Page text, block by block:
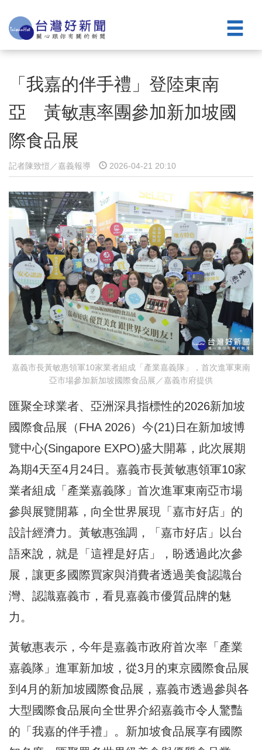
「我嘉的伴手禮」登陸東南
亞 黃敏惠率團參加新加坡國
際食品展
記者陳致愷／嘉義報導 2026-04-21 20:10
嘉義市長黃敏惠領軍10家業者組成「產業嘉義隊」，首次進軍東南
亞市場參加新加坡國際食品展／嘉義市府提供
匯聚全球業者、亞洲深具指標性的2026新加坡
國際食品展（FHA 2026）今(21)日在新加坡博
覽中心(Singapore EXPO)盛大開幕，此次展期
為期4天至4月24日。嘉義市長黃敏惠領軍10家
業者組成「產業嘉義隊」首次進軍東南亞市場
參與展覽開幕，向全世界展現「嘉市好店」的
設計經濟力。黃敏惠強調，「嘉市好店」以台
語來說，就是「這裡是好店」，盼透過此次參
展，讓更多國際買家與消費者透過美食認識台
灣、認識嘉義市，看見嘉義市優質品牌的魅
力。
黃敏惠表示，今年是嘉義市政府首次率「產業
嘉義隊」進軍新加坡，從3月的東京國際食品展
到4月的新加坡國際食品展，嘉義市透過參與各
大型國際食品展向全世界介紹嘉義市令人驚豔
的「我嘉的伴手禮」。新加坡食品展享有國際